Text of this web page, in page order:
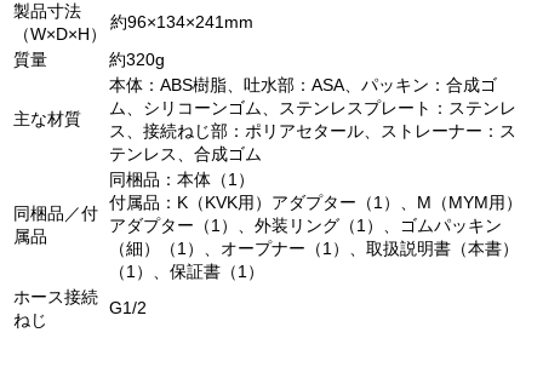
製品寸法
（W×D×H）
約96×134×241mm
質量
約320g
主な材質
本体：ABS樹脂、吐水部：ASA、パッキン：合成ゴ
ム、シリコーンゴム、ステンレスプレート：ステンレ
ス、接続ねじ部：ポリアセタール、ストレーナー：ス
テンレス、合成ゴム
同梱品／付
属品
同梱品：本体（1）
付属品：K（KVK用）アダプター（1）、M（MYM用）
アダプター（1）、外装リング（1）、ゴムパッキン
（細）（1）、オープナー（1）、取扱説明書（本書）
（1）、保証書（1）
ホース接続
ねじ
G1/2